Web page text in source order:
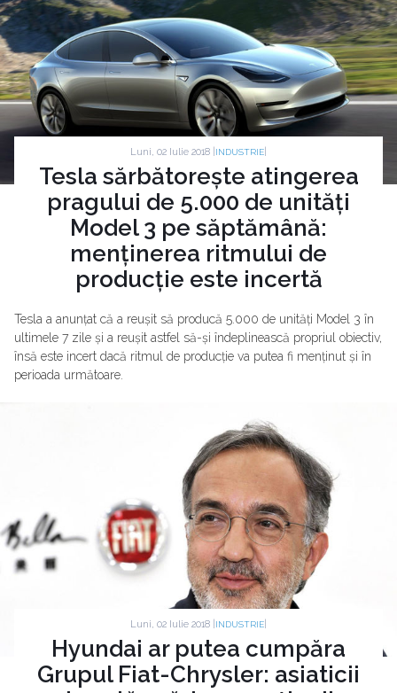
Luni, 02 Iulie 2018 | INDUSTRIE
Tesla sărbătorește atingerea
pragului de 5.000 de unități
Model 3 pe săptămână:
menținerea ritmului de
producție este incertă
Tesla a anunțat că a reușit să producă 5.000 de unități Model 3 în
ultimele 7 zile și a reușit astfel să-și îndeplinească propriul obiectiv,
însă este incert dacă ritmul de producție va putea fi menținut și în
perioada următoare.
Luni, 02 Iulie 2018 | INDUSTRIE
Hyundai ar putea cumpăra
Grupul Fiat-Chrysler: asiaticii